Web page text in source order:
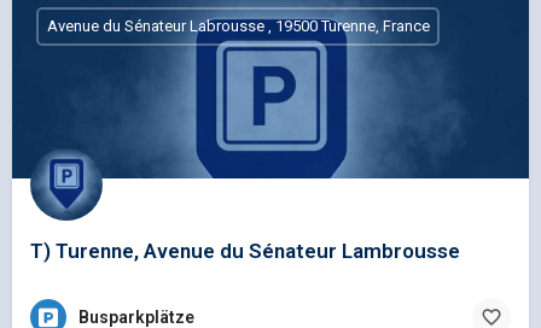
T) Turenne, Avenue du Sénateur Lambrousse
Avenue du Sénateur Labrousse , 19500 Turenne, France
Busparkplätze